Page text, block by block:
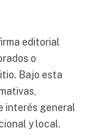
editorial
o
Bajo esta
interés general
y local.